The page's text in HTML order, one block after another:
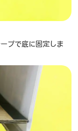
プで底に固定しま